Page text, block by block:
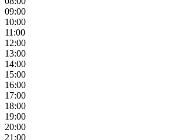
09:00
10:00
11:00
12:00
13:00
14:00
15:00
16:00
17:00
18:00
19:00
20:00
21:00